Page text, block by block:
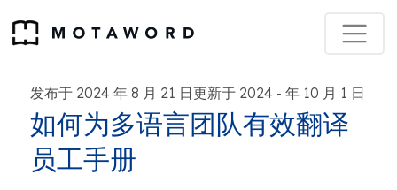
发布于 2024 年 8 月 21 日更新于 2024 - 年 10 月 1 日
如何为多语言团队有效翻译
员工手册